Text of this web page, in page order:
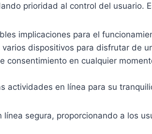
prioridad al control del usuario.
implicaciones para el
dispositivos para disfrutar de
en cualquier
actividades en línea para su
segura, proporcionando a los